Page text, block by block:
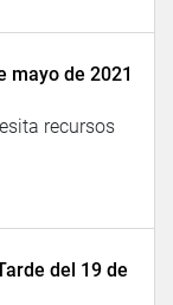
mayo de 2021
recursos
del 19 de